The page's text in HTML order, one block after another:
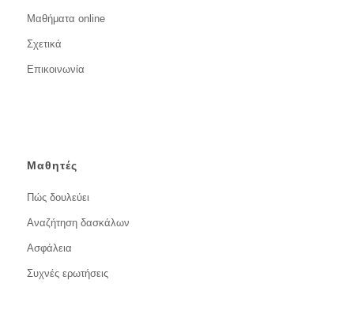
Μαθήματα online
Σχετικά
Επικοινωνία
Μαθητές
Πώς δουλεύει
Αναζήτηση δασκάλων
Ασφάλεια
Συχνές ερωτήσεις